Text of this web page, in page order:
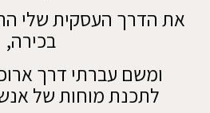
את הדרך העסקית שלי
בכירה,
ומשם עברתי דרך
לתכנת מוחות של